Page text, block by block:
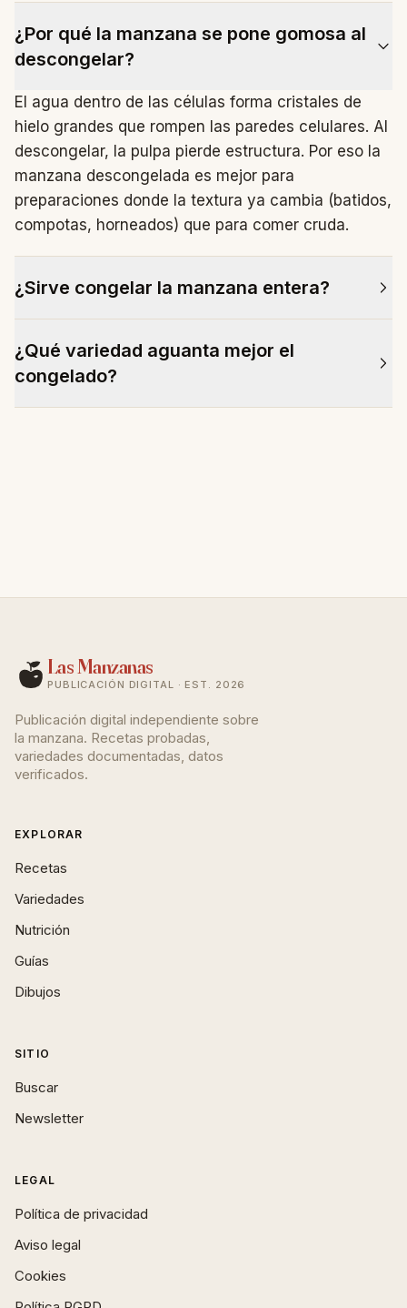
¿Por qué la manzana se pone gomosa al
descongelar?
El agua dentro de las células forma cristales de
hielo grandes que rompen las paredes celulares. Al
descongelar, la pulpa pierde estructura. Por eso la
manzana descongelada es mejor para
preparaciones donde la textura ya cambia (batidos,
compotas, horneados) que para comer cruda.
¿Sirve congelar la manzana entera?
se usa así en cocina. Si la pelas y troceas antes de
congelar, ahorras espacio y tiempo de
descongelado.
¿Qué variedad aguanta mejor el
congelado?
Las Manzanas
PUBLICACIÓN DIGITAL · EST. 2026
Publicación digital independiente sobre
la manzana. Recetas probadas,
variedades documentadas, datos
verificados.
EXPLORAR
Recetas
Variedades
Nutrición
Guías
Dibujos
SITIO
Buscar
Newsletter
LEGAL
Política de privacidad
Aviso legal
Cookies